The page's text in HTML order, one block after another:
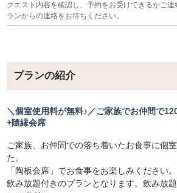
クエスト内容を確認し、予約をお受けできるかご連
ランからの連絡をお待ちください。
プランの紹介
＼個室使用料が無料♪／ご家族でお仲間で
+隨縁会席
ご家族、お仲間での落ち着いたお食事に個
た。
「陶板会席」でお食事をお楽しみください。
飲み放題付きのプランとなります。飲み放